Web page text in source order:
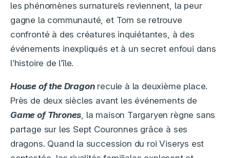
les phénomènes surnaturels reviennent, la peur
gagne la communauté, et Tom se retrouve
confronté à des créatures inquiétantes, à des
événements inexpliqués et à un secret enfoui dans
l’histoire de l’île.
House of the Dragonrecule à la deuxième place.
Près de deux siècles avant les événements de
Game of Thrones, la maison Targaryen règne sans
partage sur les Sept Couronnes grâce à ses
dragons. Quand la succession du roi Viserys est